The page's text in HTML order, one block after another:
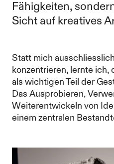
Fähigkeiten,
Sicht auf kreatives
Statt mich
konzentrieren, lernte ich,
als wichtigen Teil der
Das Ausprobieren,
Weiterentwickeln von
einem zentralen